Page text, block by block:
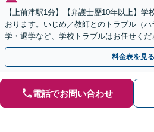
【上前津駅1分】【弁護士歴10年以上】学
おります。いじめ／教師とのトラブル（
学・退学など、学校トラブルはお任せく
書士との連携可。【夜間面談可能】【オ
料金表を見る
電話でお問い合わせ